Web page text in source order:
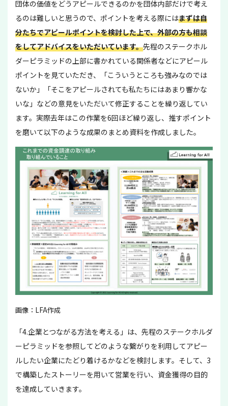
団体の価値をどうアピールできるのかを団体内部だけで考え
るのは難しいと思うので、ポイントを考える際にはまずは自
分たちでアピールポイントを検討した上で、外部の方も相談
をしてアドバイスをいただいています。先程のステークホル
ダーピラミッドの上部に書かれている関係者などにアピール
ポイントを見ていただき、「こういうところも強みなのでは
ないか」「そこをアピールされても私たちにはあまり響かな
いな」などの意見をいただいて修正することを繰り返してい
ます。実際去年はこの作業を6回ほど繰り返し、推すポイント
を磨いて以下のような成果のまとめ資料を作成しました。
画像：LFA作成
「4.企業とつながる方法を考える」は、先程のステークホルダ
ーピラミッドを参照してどのような繋がりを利用してアピー
ルしたい企業にたどり着けるかなどを検討します。そして、3
で構築したストーリーを用いて営業を行い、資金獲得の目的
を達成していきます。